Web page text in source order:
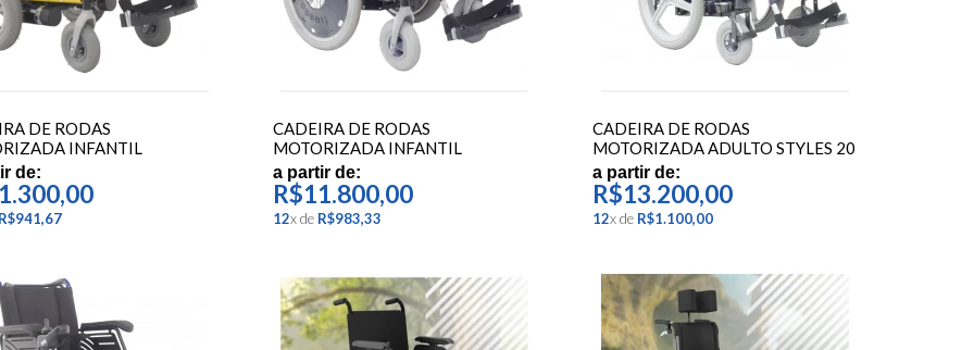
DE RODAS
INFANTIL
13 - FREEDOM
de:
R$941,67
CADEIRA DE RODAS
MOTORIZADA INFANTIL
COMPACT 20 - FREEDOM
a partir de:
R$11.800,00
12xde R$983,33
CADEIRA DE RODAS
MOTORIZADA ADULTO STYLES 20
- FREEDOM
a partir de:
R$13.200,00
12xde R$1.100,00